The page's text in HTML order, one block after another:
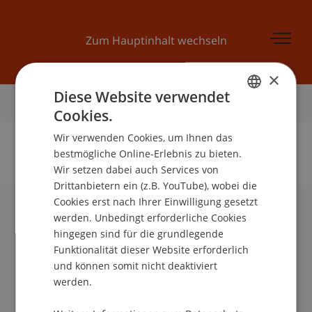
Zum Hauptinhalt wechseln
Startseite
Keine Daten zu dieser Person gefunden
Universität Liechtenstein
Fürst-Franz-Josef-Strasse
9490 Vaduz
Liechtenstein
info@uni.li
×
Diese Website verwendet
Cookies.
Wir verwenden Cookies, um Ihnen das
bestmögliche Online-Erlebnis zu bieten.
Wir setzen dabei auch Services von
Drittanbietern ein (z.B. YouTube), wobei die
Cookies erst nach Ihrer Einwilligung gesetzt
werden. Unbedingt erforderliche Cookies
hingegen sind für die grundlegende
Funktionalität dieser Website erforderlich
und können somit nicht deaktiviert
werden.